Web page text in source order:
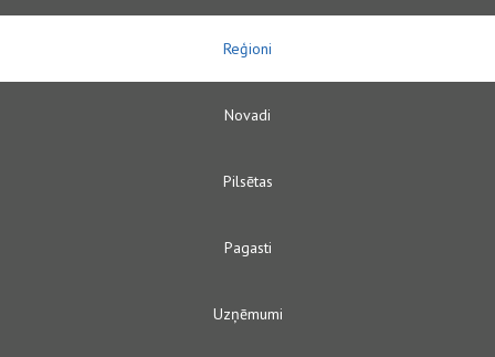
Reģioni
Novadi
Pilsētas
Pagasti
Uzņēmumi